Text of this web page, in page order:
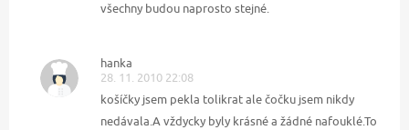
všechny budou naprosto stejné.
hanka
28. 11. 2010 22:08
košíčky jsem pekla tolikrat ale čočku jsem nikdy
nedávala.A vždycky byly krásné a žádné nafouklé.To